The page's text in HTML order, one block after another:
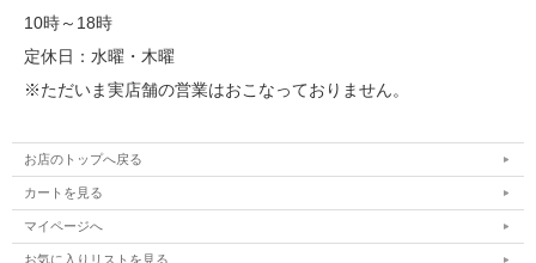
10時～18時
定休日：水曜・木曜
※ただいま実店舗の営業はおこなっておりません。
お店のトップへ戻る
カートを見る
マイページへ
お気に入りリストを見る